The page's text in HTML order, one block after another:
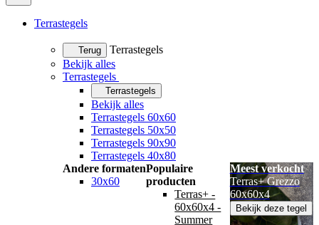
Terrastegels
Terug
Terrastegels
Bekijk alles
Terrastegels
Terrastegels
Bekijk alles
Terrastegels 60x60
Terrastegels 50x50
Terrastegels 90x90
Terrastegels 40x80
Andere formaten
30x60
Populaire
producten
Terras+ -
60x60x4 -
Summer
Meest verkocht
Terras+ Grezzo
60x60x4
Bekijk deze tegel